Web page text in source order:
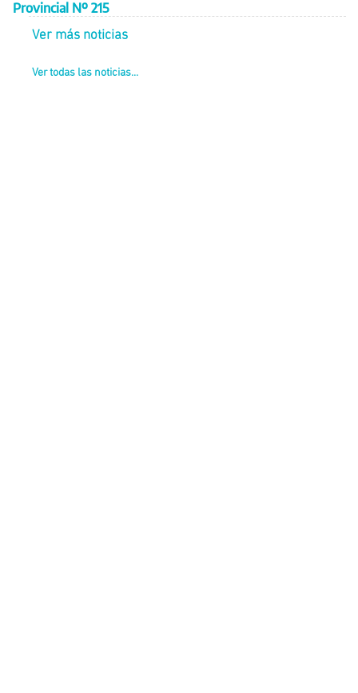
Provincial Nº 215
Ver más noticias
Ver todas las noticias...